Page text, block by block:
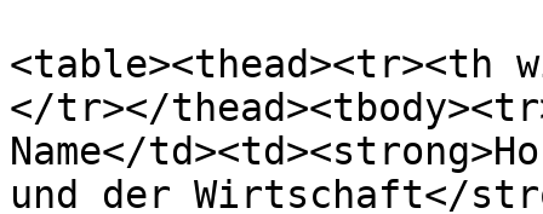
<table><thead><tr><th
</tr></
Name</
und der Wirtschaft</